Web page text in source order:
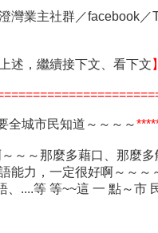
灣業主社群／facebook／
上述，繼續接下文、看下文
全城市民知道～～～～
～～那麼多藉口、那麼多
能力，一定很好啊～～～
、....等 等~~這 一 點～市